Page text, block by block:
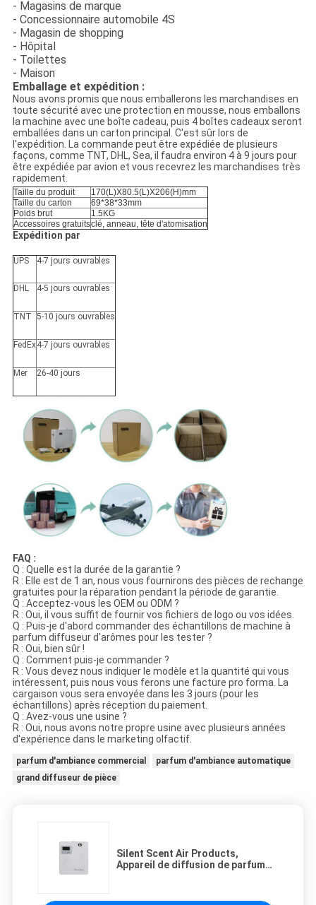
- Magasins de marque
- Concessionnaire automobile 4S
- Magasin de shopping
- Hôpital
- Toilettes
- Maison
Emballage et expédition :
Nous avons promis que nous emballerons les marchandises en
toute sécurité avec une protection en mousse, nous emballons
la machine avec une boîte cadeau, puis 4 boîtes cadeaux seront
emballées dans un carton principal. C'est sûr lors de
l'expédition. La commande peut être expédiée de plusieurs
façons, comme TNT, DHL, Sea, il faudra environ 4 à 9 jours pour
être expédiée par avion et vous recevrez les marchandises très
rapidement.
Taille du produit
170(L)X80.5(L)X206(H)mm
Taille du carton
69*38*33mm
Poids brut
1.5KG
Accessoires gratuitsclé, anneau, tête d'atomisation
Expédition par
UPS 4-7 jours ouvrables
DHL 4-5 jours ouvrables
TNT 5-10 jours ouvrables
FedEx4-7 jours ouvrables
Mer 26-40 jours
FAQ :
Q : Quelle est la durée de la garantie ?
R : Elle est de 1 an, nous vous fournirons des pièces de rechange
gratuites pour la réparation pendant la période de garantie.
Q : Acceptez-vous les OEM ou ODM ?
R : Oui, il vous suffit de fournir vos fichiers de logo ou vos idées.
Q : Puis-je d'abord commander des échantillons de machine à
parfum diffuseur d'arômes pour les tester ?
R : Oui, bien sûr !
Q : Comment puis-je commander ?
R : Vous devez nous indiquer le modèle et la quantité qui vous
intéressent, puis nous vous ferons une facture pro forma. La
cargaison vous sera envoyée dans les 3 jours (pour les
échantillons) après réception du paiement.
Q : Avez-vous une usine ?
R : Oui, nous avons notre propre usine avec plusieurs années
d'expérience dans le marketing olfactif.
parfum d'ambiance commercial
parfum d'ambiance automatique
grand diffuseur de pièce
Silent Scent Air Products,
Appareil de diffusion de parfum
plastique